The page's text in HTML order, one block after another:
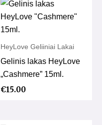
HeyLove Geliiniai Lakai
Gelinis lakas HeyLove
„Cashmere” 15ml.
€15.00